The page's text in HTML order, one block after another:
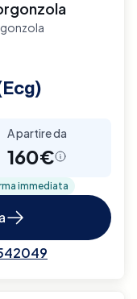
A partire da
160€
immediata